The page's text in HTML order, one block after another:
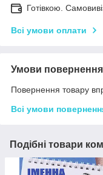
Готівкою.
Всі умови оплати
Умови повернення
Повернення товару
Всі умови
Подібні товари